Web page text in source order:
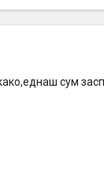
сум